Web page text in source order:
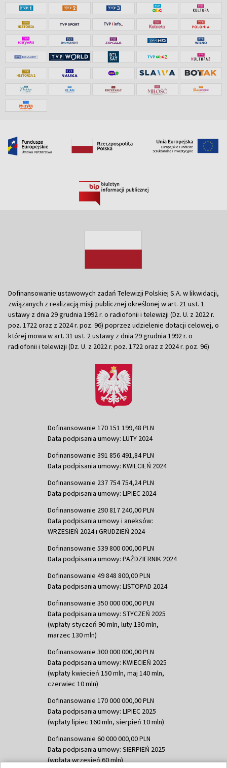
Dofinansowanie ustawowych zadań Telewizji Polskiej S.A. w likwidacji,
związanych z realizacją misji publicznej określonej w art. 21 ust. 1
ustawy z dnia 29 grudnia 1992 r. o radiofonii i telewizji (Dz. U. z 2022 r.
poz. 1722 oraz z 2024 r. poz. 96) poprzez udzielenie dotacji celowej, o
której mowa w art. 31 ust. 2 ustawy z dnia 29 grudnia 1992 r. o
radiofonii i telewizji (Dz. U. z 2022 r. poz. 1722 oraz z 2024 r. poz. 96)
Dofinansowanie 170 151 199,48 PLN
Data podpisania umowy: LUTY 2024
Dofinansowanie 391 856 491,84 PLN
Data podpisania umowy: KWIECIEŃ 2024
Dofinansowanie 237 754 754,24 PLN
Data podpisania umowy: LIPIEC 2024
Dofinansowanie 290 817 240,00 PLN
Data podpisania umowy i aneksów:
WRZESIEŃ 2024 i GRUDZIEŃ 2024
Dofinansowanie 539 800 000,00 PLN
Data podpisania umowy: PAŹDZIERNIK 2024
Dofinansowanie 49 848 800,00 PLN
Data podpisania umowy: LISTOPAD 2024
Dofinansowanie 350 000 000,00 PLN
Data podpisania umowy: STYCZEŃ 2025
(wpłaty styczeń 90 mln, luty 130 mln,
marzec 130 mln)
Dofinansowanie 300 000 000,00 PLN
Data podpisania umowy: KWIECIEŃ 2025
(wpłaty kwiecień 150 mln, maj 140 mln,
czerwiec 10 mln)
Dofinansowanie 170 000 000,00 PLN
Data podpisania umowy: LIPIEC 2025
(wpłaty lipiec 160 mln, sierpień 10 mln)
Dofinansowanie 60 000 000,00 PLN
Data podpisania umowy: SIERPIEŃ 2025
(wpłata wrzesień 60 mln)